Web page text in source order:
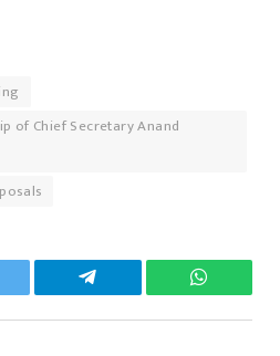
of Chief Secretary Anand
Telegram